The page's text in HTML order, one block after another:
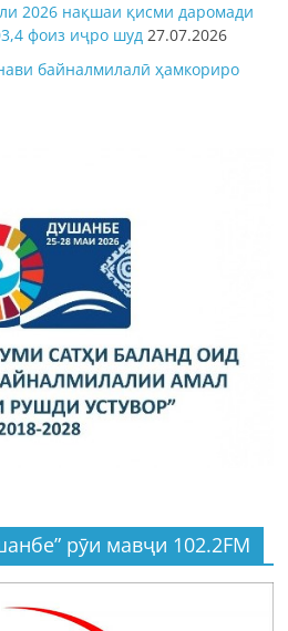
2026 нақшаи қисми даромади
фоиз иҷро шуд 27.07.2026
байналмилалӣ ҳамкориро
рӯи мавҷи 102.2FM